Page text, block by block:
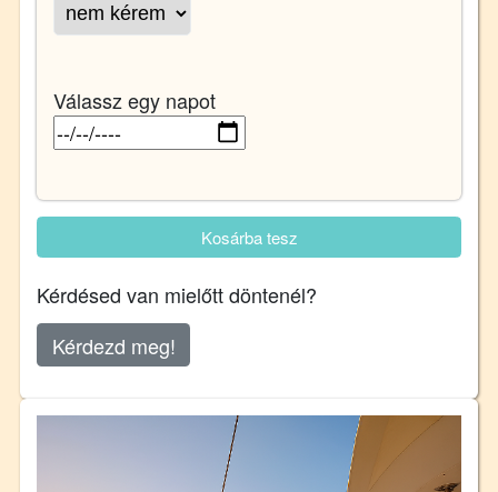
Válassz egy napot
Kosárba tesz
Kérdésed van mielőtt döntenél?
Kérdezd meg!